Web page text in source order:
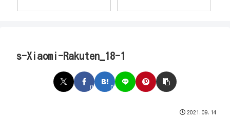
s-Xiaomi-Rakuten_18-1
0 0
2021.09.14